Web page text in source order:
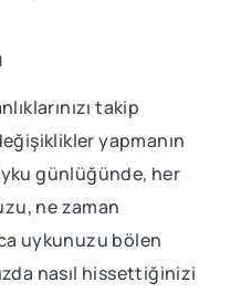
takip
yapmanın
günlüğünde, her
ne zaman
uykunuzu bölen
nasıl hissettiğinizi